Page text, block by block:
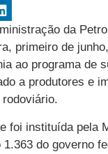
da
primeiro de
ao programa de
a produtores e
foi instituída pela
do governo